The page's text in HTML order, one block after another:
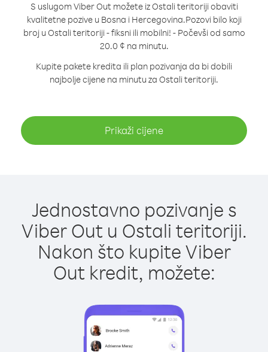
S uslugom Viber Out možete iz Ostali teritoriji obaviti
kvalitetne pozive u Bosna i Hercegovina.Pozovi bilo koji
broj u Ostali teritoriji - fiksni ili mobilni! - Počevši od samo
20.0 ¢ na minutu.
Kupite pakete kredita ili plan pozivanja da bi dobili
najbolje cijene na minutu za Ostali teritoriji.
Prikaži cijene
Jednostavno pozivanje s
Viber Out u Ostali teritoriji.
Nakon što kupite Viber
Out kredit, možete: